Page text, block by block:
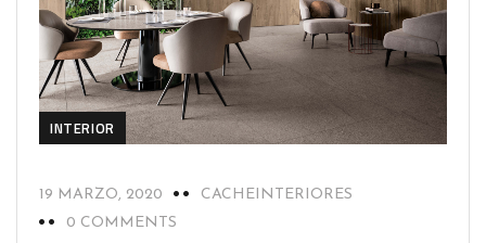
INTERIOR
19 MARZO, 2020
CACHEINTERIORES
0 COMMENTS